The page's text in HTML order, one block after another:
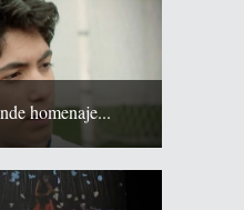
homenaje...